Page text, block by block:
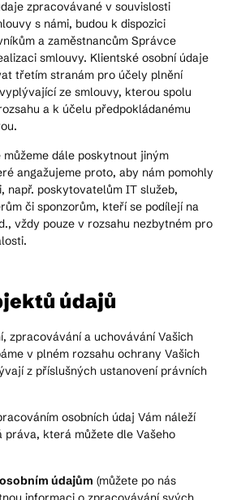
zpracovávané v souvislosti
s námi, budou k dispozici
a zaměstnancům Správce
smlouvy. Klientské osobní údaje
třetím stranám pro účely plnění
ze smlouvy, kterou spolu
a k účelu předpokládanému
můžeme dále poskytnout jiným
angažujeme proto, aby nám pomohly
např. poskytovatelům IT služeb,
či sponzorům, kteří se podílejí na
vždy pouze v rozsahu nezbytném pro
údajů
zpracovávání a uchovávání Vašich
v plném rozsahu ochrany Vašich
z příslušných ustanovení právních
osobních údaj Vám náleží
práva, která můžete dle Vašeho
údajům (můžete po nás